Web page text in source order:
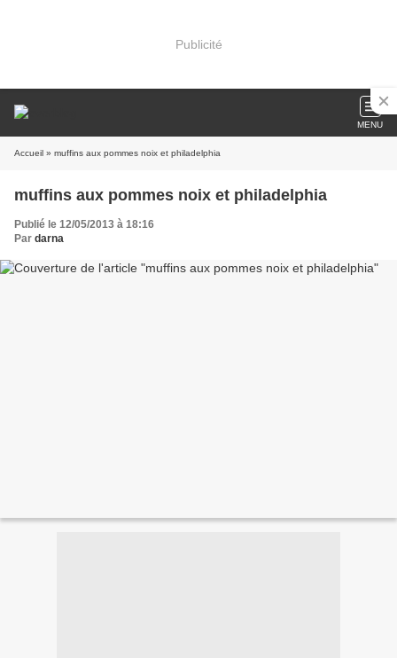
Publicité
MENU
Accueil » muffins aux pommes noix et philadelphia
muffins aux pommes noix et philadelphia
Publié le 12/05/2013 à 18:16
Par darna